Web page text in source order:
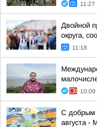
11:27
Двойной
округа,
11:18
10:09
С добрым
августа -